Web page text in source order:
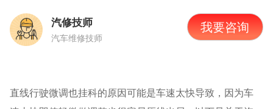
汽修技师
汽车维修技师
我要咨询
直线行驶微调也挂科的原因可能是车速太快导致，因为车